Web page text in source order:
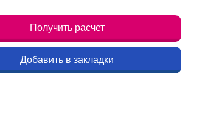
Получить расчет
Добавить в закладки